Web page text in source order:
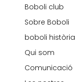
Boboli club
Sobre Boboli
boboli història
Qui som
Comunicació